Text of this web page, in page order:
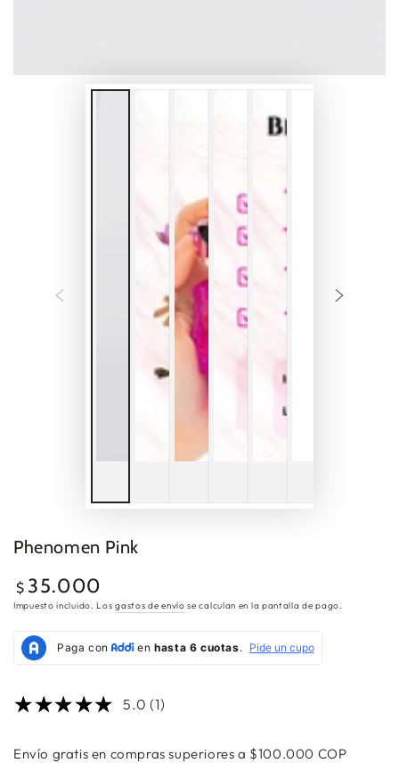
Phenomen Pink
Precio
regular
$ 35.000
Impuesto incluido. Losgastos de envío se calculan en la pantalla de pago.
5.0 (1)
Envío gratis en compras superiores a $100.000 COP